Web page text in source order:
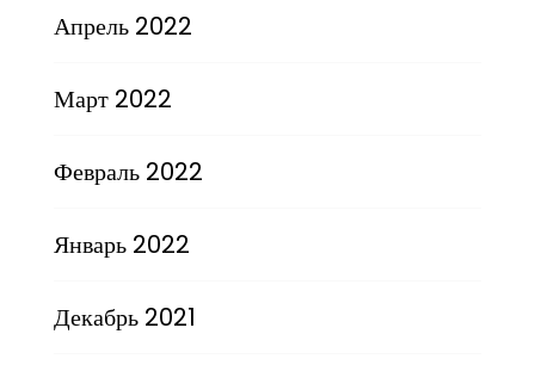
Апрель 2022
Март 2022
Февраль 2022
Январь 2022
Декабрь 2021